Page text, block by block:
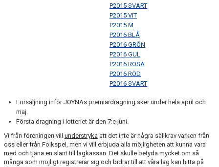
P2015 SVART
P2015 VIT
P2015 M
P2016 BLÅ
P2016 GRÖN
P2016 GUL
P2016 ROSA
P2016 RÖD
P2016 SVART
Försäljning inför JOYNAs premiärdragning sker under hela april och
maj.
Första dragning i lotteriet är den 7:e juni.
Vi från föreningen vill understryka att det inte är några säljkrav varken från
oss eller från Folkspel, men vi vill erbjuda alla möjligheten att kunna vara
med och tjäna en slant till lagkassan. Det skulle betyda mycket om så
många som möjligt registrerar sig och bidrar till att våra lag kan hitta på